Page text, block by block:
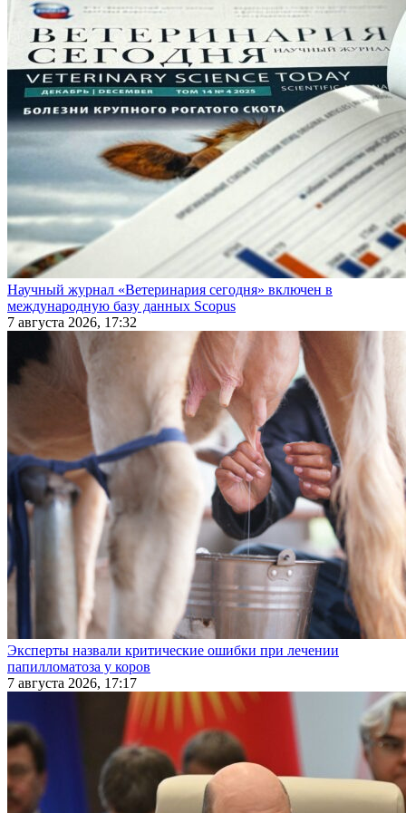
Научный журнал «Ветеринария сегодня» включен в
международную базу данных Scopus
7 августа 2026, 17:32
Эксперты назвали критические ошибки при лечении
папилломатоза у коров
7 августа 2026, 17:17